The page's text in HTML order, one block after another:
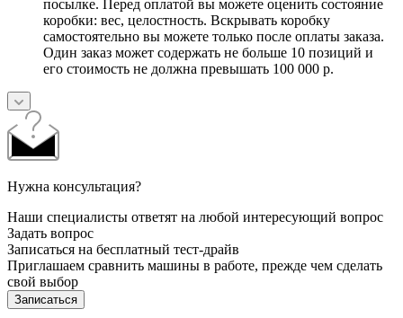
посылке. Перед оплатой вы можете оценить состояние
коробки: вес, целостность. Вскрывать коробку
самостоятельно вы можете только после оплаты заказа.
Один заказ может содержать не больше 10 позиций и
его стоимость не должна превышать 100 000 р.
Нужна консультация?
Наши специалисты ответят на любой интересующий вопрос
Задать вопрос
Записаться на бесплатный тест-драйв
Приглашаем сравнить машины в работе, прежде чем сделать
свой выбор
Записаться